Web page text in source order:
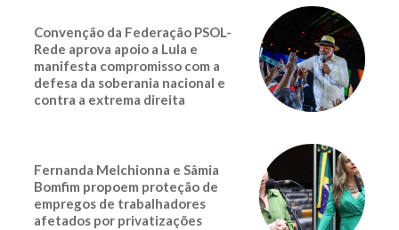
Convenção da Federação PSOL-
Rede aprova apoio a Lula e
manifesta compromisso com a
defesa da soberania nacional e
contra a extrema direita
Fernanda Melchionna e Sâmia
Bomfim propoem proteção de
empregos de trabalhadores
afetados por privatizações